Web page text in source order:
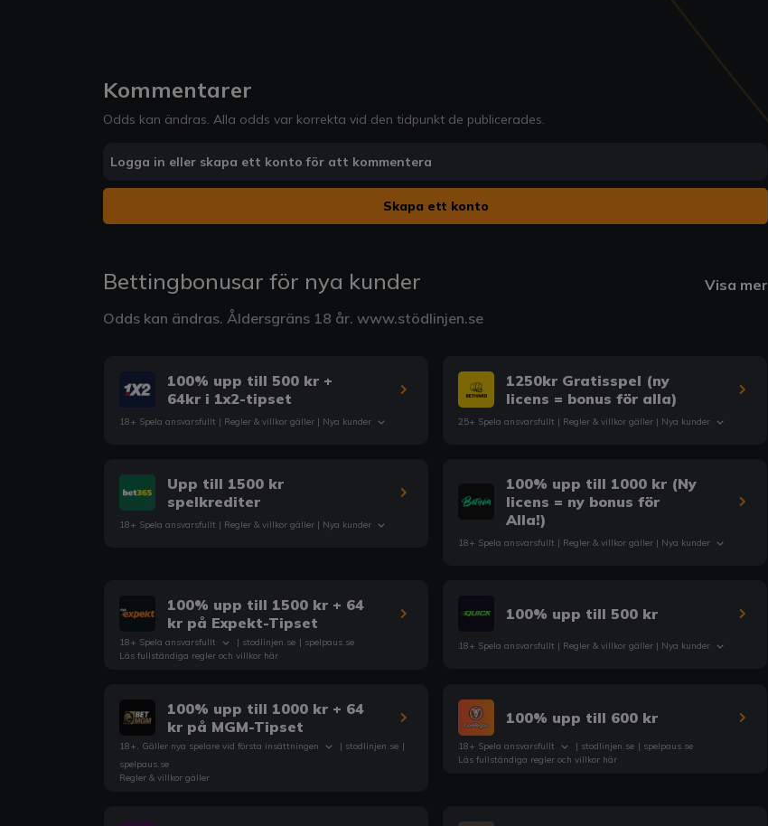
Kommentarer
Odds kan ändras. Alla odds var korrekta vid den tidpunkt de publicerades.
Logga in eller skapa ett konto för att kommentera
Skapa ett konto
Bettingbonusar för nya kunder
Visa mer
Odds kan ändras. Åldersgräns 18 år. www.stödlinjen.se
100% upp till 500 kr +
64kr i 1x2-tipset
18+ Spela ansvarsfullt | Regler & villkor gäller | Nya kunder
1250kr Gratisspel (ny
licens = bonus för alla)
25+ Spela ansvarsfullt | Regler & villkor gäller | Nya kunder
Upp till 1500 kr
spelkrediter
18+ Spela ansvarsfullt | Regler & villkor gäller | Nya kunder
100% upp till 1000 kr (Ny
licens = ny bonus för
Alla!)
18+ Spela ansvarsfullt | Regler & villkor gäller | Nya kunder
100% upp till 1500 kr + 64
kr på Expekt-Tipset
18+ Spela ansvarsfullt | stodlinjen.se | spelpaus.se
Läs fullständiga regler och villkor här
100% upp till 500 kr
18+ Spela ansvarsfullt | Regler & villkor gäller | Nya kunder
100% upp till 1000 kr + 64
kr på MGM-Tipset
18+. Gäller nya spelare vid första insättningen | stodlinjen.se |
spelpaus.se
Regler & villkor gäller
100% upp till 600 kr
18+ Spela ansvarsfullt | stodlinjen.se | spelpaus.se
Läs fullständiga regler och villkor här